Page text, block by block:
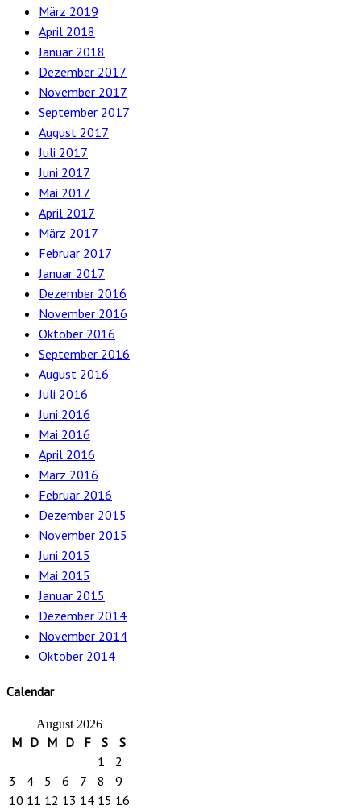
März 2019
April 2018
Januar 2018
Dezember 2017
November 2017
September 2017
August 2017
Juli 2017
Juni 2017
Mai 2017
April 2017
März 2017
Februar 2017
Januar 2017
Dezember 2016
November 2016
Oktober 2016
September 2016
August 2016
Juli 2016
Juni 2016
Mai 2016
April 2016
März 2016
Februar 2016
Dezember 2015
November 2015
Juni 2015
Mai 2015
Januar 2015
Dezember 2014
November 2014
Oktober 2014
Calendar
August 2026
M D M D F S
S
1
2
3
4 5 6 7 8
9
10 11 12 13 14 15 16